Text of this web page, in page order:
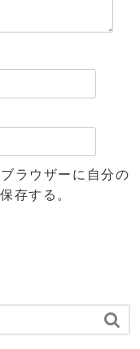
ラウザーに自分の
存する。
